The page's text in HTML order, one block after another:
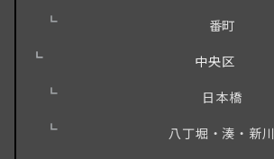
番町
中央区
日本橋
八丁堀・湊・新川